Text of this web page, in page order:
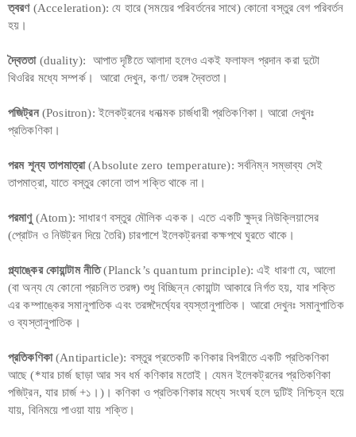
ত্বরণ(Acceleration): যে হারে (সময়ের পরিবর্তনের সাথে) কোনো বস্তুর বেগ পরিবর্তন
হয়।
দ্বৈততা(duality): আপাত দৃষ্টিতে আলাদা হলেও একই ফলাফল প্রদান করা দুটো
থিওরির মধ্যে সম্পর্ক। আরো দেখুন, কণা/ তরঙ্গ দ্বৈততা।
পজিট্রন(Positron): ইলেকট্রনের ধনাত্মক চার্জধারী প্রতিকণিকা। আরো দেখুনঃ
প্রতিকণিকা।
পরম শূন্য তাপমাত্রা(Absolute zero temperature): সর্বনিম্ন সম্ভাব্য সেই
তাপমাত্রা, যাতে বস্তুর কোনো তাপ শক্তি থাকে না।
পরমাণু(Atom): সাধারণ বস্তুর মৌলিক একক। এতে একটি ক্ষুদ্র নিউক্লিয়াসের
(প্রোটন ও নিউট্রন দিয়ে তৈরি) চারপাশে ইলেকট্রনরা কক্ষপথে ঘুরতে থাকে।
প্ল্যাঙ্কের কোয়ান্টাম নীতি(Planck’s quantum principle): এই ধারণা যে, আলো
(বা অন্য যে কোনো প্রচলিত তরঙ্গ) শুধু বিচ্ছিন্ন কোয়ান্টা আকারে নির্গত হয়, যার শক্তি
এর কম্পাঙ্কের সমানুপাতিক এবং তরঙ্গদৈর্ঘ্যের ব্যস্তানুপাতিক। আরো দেখুনঃ সমানুপাতিক
ও ব্যস্তানুপাতিক।
প্রতিকণিকা(Antiparticle): বস্তুর প্রতেকটি কণিকার বিপরীতে একটি প্রতিকণিকা
আছে (*যার চার্জ ছাড়া আর সব ধর্ম কণিকার মতোই। যেমন ইলেকট্রনের প্রতিকণিকা
পজিট্রন, যার চার্জ +১।)। কণিকা ও প্রতিকণিকার মধ্যে সংঘর্ষ হলে দুটিই নিশ্চিহ্ন হয়ে
যায়, বিনিময়ে পাওয়া যায় শক্তি।